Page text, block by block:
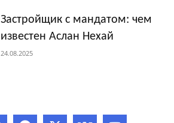
Застройщик с мандатом: чем
известен Аслан Нехай
24.08.2025